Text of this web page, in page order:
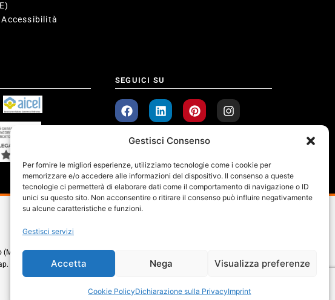
Gestisci Consenso
Per fornire le migliori esperienze, utilizziamo tecnologie come i cookie per
memorizzare e/o accedere alle informazioni del dispositivo. Il consenso a queste
tecnologie ci permetterà di elaborare dati come il comportamento di navigazione o ID
unici su questo sito. Non acconsentire o ritirare il consenso può influire negativamente
su alcune caratteristiche e funzioni.
Gestisci servizi
Accetta Nega Visualizza preferenze
Cookie PolicyDichiarazione sulla PrivacyImprint
SEGUICI SU
(MI) - Italy
Soc. € 110.000